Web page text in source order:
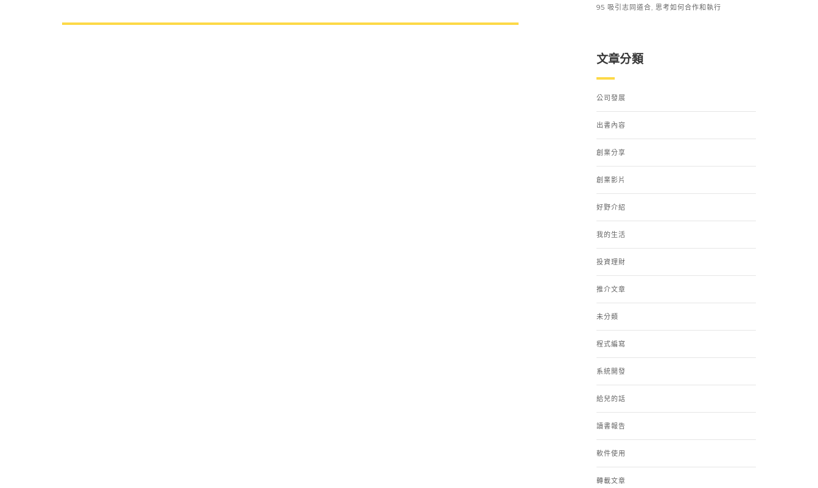
95 吸引志同道合, 思考如何合作和執行
文章分類
公司發展
出書內容
創業分享
創業影片
好野介紹
我的生活
投資理財
推介文章
未分類
程式編寫
系統開發
給兒的話
讀書報告
軟件使用
轉載文章